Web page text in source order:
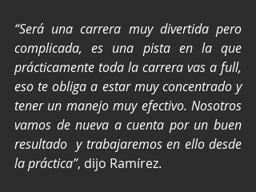
“Será una carrera muy divertida pero
complicada, es una pista en la que
prácticamente toda la carrera vas a full,
eso te obliga a estar muy concentrado y
tener un manejo muy efectivo. Nosotros
vamos de nueva a cuenta por un buen
resultado  y trabajaremos en ello desde
la práctica”, dijo Ramírez.